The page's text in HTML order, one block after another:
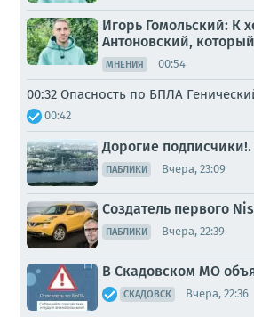
Игорь Гомольский: К
Антоновский,
МНЕНИЯ 00:54
00:32 Опасность по БПЛА
00:42
Дорогие
ПАБЛИКИ Вчера, 23:09
Создатель первого
ПАБЛИКИ Вчера, 22:39
В Скадовском МО
СКАДОВСК Вчера, 22:36